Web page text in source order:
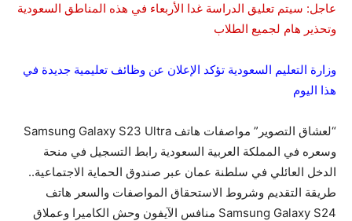
عاجل: سيتم تعليق الدراسة غدا الأربعاء في هذه المناطق السعودية
وتحذير هام لجميع الطلاب
وزارة التعليم السعودية تؤكد الإعلان عن وظائف تعليمية جديدة في
هذا اليوم
“لعشاق التصوير” مواصفات هاتف Samsung Galaxy S23 Ultra
وسعره في المملكة العربية السعودية رابط التسجيل في منحة
الدخل العائلي في سلطنة عمان عبر صندوق الحماية الاجتماعية..
طريقة التقديم وشروط الاستحقاق المواصفات والسعر هاتف
Samsung Galaxy S24 منافس الآيفون وحش الكاميرا وعملاق